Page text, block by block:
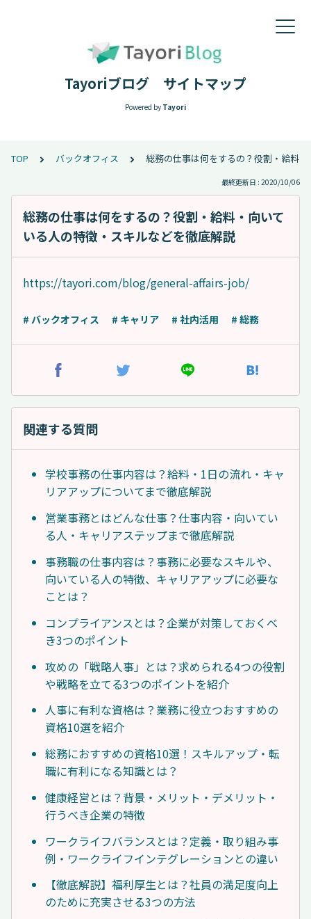
Tayoriブログ サイトマップ
Powered by Tayori
TOP バックオフィス 総務の仕事は何をするの？役割・給料
最終更新日 : 2020/10/06
総務の仕事は何をするの？役割・給料・向いて
いる人の特徴・スキルなどを徹底解説
https://tayori.com/blog/general-affairs-job/
# バックオフィス # キャリア # 社内活用 # 総務
関連する質問
学校事務の仕事内容は？給料・1日の流れ・キャ
リアアップについてまで徹底解説
営業事務とはどんな仕事？仕事内容・向いてい
る人・キャリアステップまで徹底解説
事務職の仕事内容は？事務に必要なスキルや、
向いている人の特徴、キャリアアップに必要な
ことは？
コンプライアンスとは？企業が対策しておくべ
き3つのポイント
攻めの「戦略人事」とは？求められる4つの役割
や戦略を立てる3つのポイントを紹介
人事に有利な資格は？業務に役立つおすすめの
資格10選を紹介
総務におすすめの資格10選！スキルアップ・転
職に有利になる知識とは？
健康経営とは？背景・メリット・デメリット・
行うべき企業の特徴
ワークライフバランスとは？定義・取り組み事
例・ワークライフインテグレーションとの違い
【徹底解説】福利厚生とは？社員の満足度向上
のために充実させる3つの方法